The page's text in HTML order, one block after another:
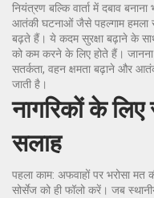
नियंत्रण बल्कि वार्ता में दबाव
आतंकी घटनाओं जैसे पहल्गाम हमला
बढ़ते हैं। ये कदम सुरक्षा बढ़ाने के
को कम करने के लिए होते हैं। जानना
सतर्कता, वहन क्षमता बढ़ाने और
जाती है।
नागरिकों के
सलाह
पहला काम: अफवाहों पर भरोसा
सोर्सेज को ही फॉलो करें। जब